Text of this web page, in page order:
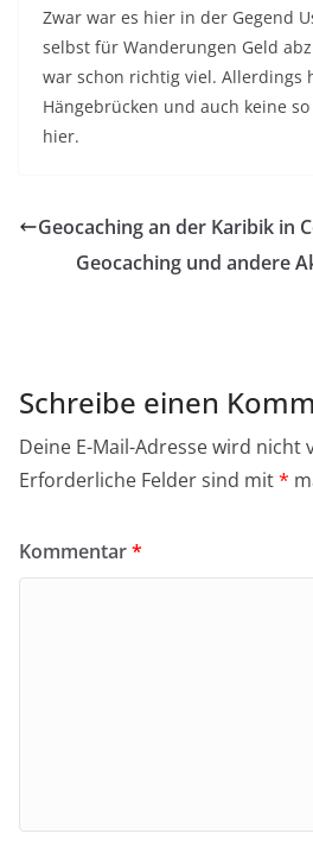
Zwar war es hier in der Gegend
selbst für Wanderungen Geld
war schon richtig viel. Allerdings
Hängebrücken und auch keine
hier.
Geocaching an der Karibik in
Geocaching und andere
Schreibe einen
Deine E-Mail-Adresse wird nicht
Erforderliche Felder sind mit*
Kommentar*